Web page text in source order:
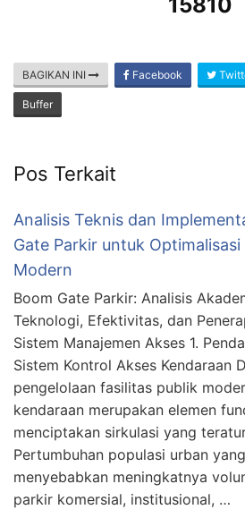
BAGIKAN INI Facebook
Buffer
Pos Terkait
Analisis Teknis dan
Gate Parkir untuk
Modern
Boom Gate Parkir: Analisis
Teknologi, Efektivitas, dan
Sistem Manajemen Akses 1.
Sistem Kontrol Akses Kendaraan
pengelolaan fasilitas publik
kendaraan merupakan elemen
menciptakan sirkulasi yang
Pertumbuhan populasi urban
menyebabkan meningkatnya
parkir komersial, institusional, …